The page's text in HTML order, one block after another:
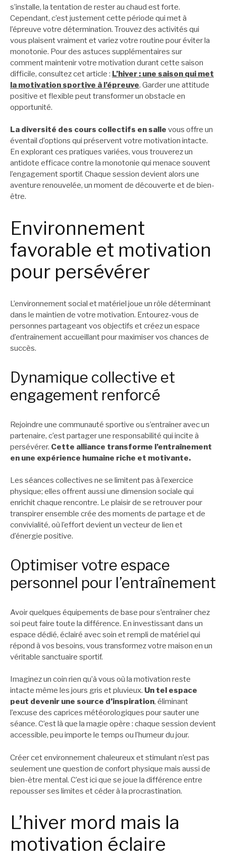
s’installe, la tentation de rester au chaud est forte.
Cependant, c’est justement cette période qui met à
l’épreuve votre détermination. Trouvez des activités qui
vous plaisent vraiment et variez votre routine pour éviter la
monotonie. Pour des astuces supplémentaires sur
comment maintenir votre motivation durant cette saison
difficile, consultez cet article : L’hiver : une saison qui met
la motivation sportive à l’épreuve. Garder une attitude
positive et flexible peut transformer un obstacle en
opportunité.
La diversité des cours collectifs en salle vous offre un
éventail d’options qui préservent votre motivation intacte.
En explorant ces pratiques variées, vous trouverez un
antidote efficace contre la monotonie qui menace souvent
l’engagement sportif. Chaque session devient alors une
aventure renouvelée, un moment de découverte et de bien-
être.
Environnement
favorable et motivation
pour persévérer
L’environnement social et matériel joue un rôle déterminant
dans le maintien de votre motivation. Entourez-vous de
personnes partageant vos objectifs et créez un espace
d’entraînement accueillant pour maximiser vos chances de
succès.
Dynamique collective et
engagement renforcé
Rejoindre une communauté sportive ou s’entraîner avec un
partenaire, c’est partager une responsabilité qui incite à
persévérer. Cette alliance transforme l’entraînement
en une expérience humaine riche et motivante.
Les séances collectives ne se limitent pas à l’exercice
physique; elles offrent aussi une dimension sociale qui
enrichit chaque rencontre. Le plaisir de se retrouver pour
transpirer ensemble crée des moments de partage et de
convivialité, où l’effort devient un vecteur de lien et
d’énergie positive.
Optimiser votre espace
personnel pour l’entraînement
Avoir quelques équipements de base pour s’entraîner chez
soi peut faire toute la différence. En investissant dans un
espace dédié, éclairé avec soin et rempli de matériel qui
répond à vos besoins, vous transformez votre maison en un
véritable sanctuaire sportif.
Imaginez un coin rien qu’à vous où la motivation reste
intacte même les jours gris et pluvieux. Un tel espace
peut devenir une source d’inspiration, éliminant
l’excuse des caprices météorologiques pour sauter une
séance. C’est là que la magie opère : chaque session devient
accessible, peu importe le temps ou l’humeur du jour.
Créer cet environnement chaleureux et stimulant n’est pas
seulement une question de confort physique mais aussi de
bien-être mental. C’est ici que se joue la différence entre
repousser ses limites et céder à la procrastination.
L’hiver mord mais la
motivation éclaire